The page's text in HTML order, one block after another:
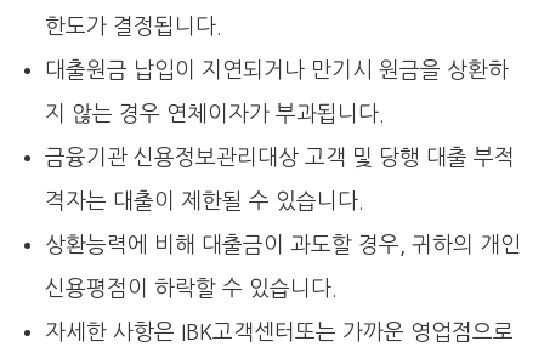
한도가 결정됩니다.
대출원금 납입이 지연되거나 만기시 원금을 상환하
지 않는 경우 연체이자가 부과됩니다.
금융기관 신용정보관리대상 고객 및 당행 대출 부적
격자는 대출이 제한될 수 있습니다.
상환능력에 비해 대출금이 과도할 경우, 귀하의 개인
신용평점이 하락할 수 있습니다.
자세한 사항은 IBK고객센터또는 가까운 영업점으로